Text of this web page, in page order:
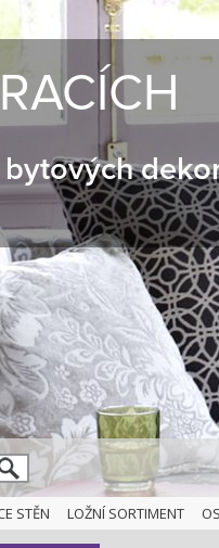
bytových
STĚN LOŽNÍ SORTIMENT